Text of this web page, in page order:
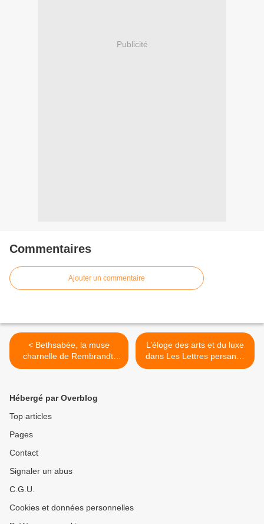
Publicité
Commentaires
Ajouter un commentaire
< Bethsabée, la muse
charnelle de Rembrandt,
par Claude Louis-Combet &
L’éloge des arts et du luxe
dans Les Lettres persanes
de Montesquieu : une
Hébergé par Overblog
Top articles
Pages
Contact
Signaler un abus
C.G.U.
Cookies et données personnelles